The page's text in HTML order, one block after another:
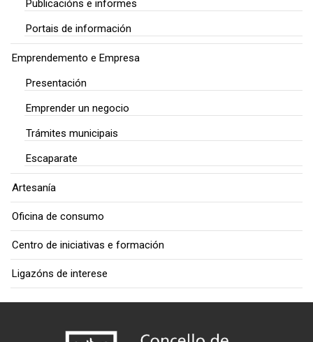
Publicacións e informes
Portais de información
Emprendemento e Empresa
Presentación
Emprender un negocio
Trámites municipais
Escaparate
Artesanía
Oficina de consumo
Centro de iniciativas e formación
Ligazóns de interese